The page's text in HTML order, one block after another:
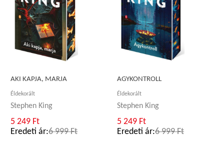
AKI KAPJA, MARJA
Éldekorált
Stephen King
5 249 Ft
Eredeti ár:6 999 Ft
AGYKONTROLL
Éldekorált
Stephen King
5 249 Ft
Eredeti ár:6 999 Ft